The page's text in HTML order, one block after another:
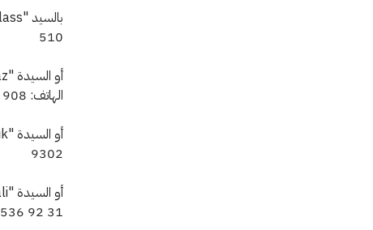
510‎
الهاتف: ‎+93 (0) 794 618 908‎
9302‎
536 92 31‎